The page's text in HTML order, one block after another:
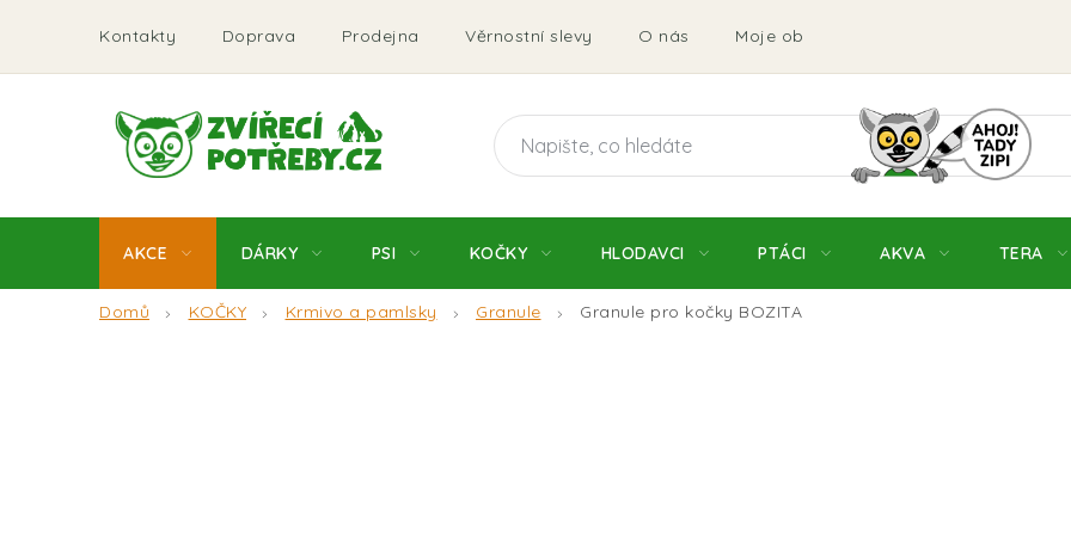
obsah
Kontakty Doprava Prodejna Věrnostní slevy O nás Moje objednávka Obchodní
AKCE DÁRKY PSI KOČKY HLODAVCI PTÁCI AKVA TERA
Domů KOČKY Krmivo a pamlsky Granule Granule pro kočky BOZITA